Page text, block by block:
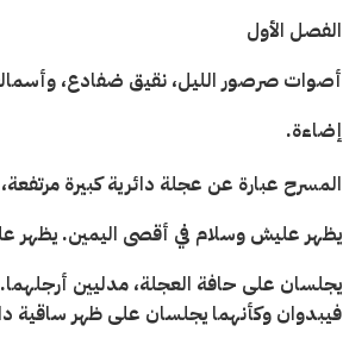
الفصل الأول
أصوات صرصور الليل، نقيق ضفادع،
إضاءة.
المسرح عبارة عن عجلة دائرية كبيرة
يظهر عليش وسلام في أقصى اليمين. يظهر
يجلسان على حافة العجلة، مدليين
فيبدوان وكأنهما يجلسان على ظهر ساقية